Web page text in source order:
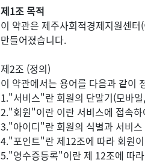
제1조 목적
이 약관은 제주사회적경제지원센
만들어졌습니다.
제2조 (정의)
이 약관에서는 용어를 다음과 같이
1."서비스"란 회원의 단말기(모바
2."회원"이란 이란 서비스에 접속
3."아이디"란 회원의 식별과 서비
4."포인트"란 제12조에 따라 회원
5."영수증등록"이란 제 12조에 따